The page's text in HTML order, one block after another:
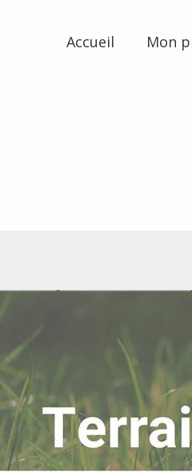
Accueil
Mon